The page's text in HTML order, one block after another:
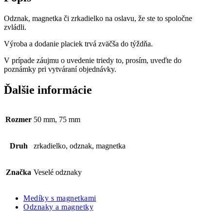
Odznak, magnetka či zrkadielko na oslavu, že ste to spoločne
zvládli.
Výroba a dodanie placiek trvá zväčša do týždňa.
V prípade záujmu o uvedenie triedy to, prosím, uveďte do
poznámky pri vytváraní objednávky.
Ďalšie informácie
Rozmer 50 mm, 75 mm
Druh zrkadielko, odznak, magnetka
Značka Veselé odznaky
Medíky s magnetkami
Odznaky a magnetky